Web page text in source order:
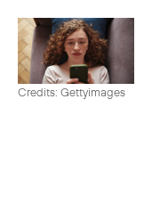
Credits: Gettyimages